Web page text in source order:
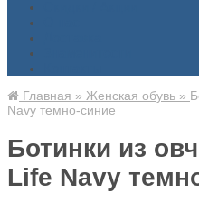
Главная » Женская обувь »
Navy темно-синие
Ботинки из
Life Navy